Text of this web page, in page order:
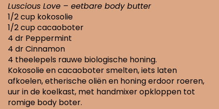
Luscious Love – eetbare body butter
1/2 cup kokosolie
1/2 cup cacaoboter
4 dr Peppermint
4 dr Cinnamon
4 theelepels rauwe biologische honing.
Kokosolie en cacaoboter smelten, iets laten
afkoelen, etherische oliën en honing erdoor roeren,
uur in de koelkast, met handmixer opkloppen tot
romige body boter.